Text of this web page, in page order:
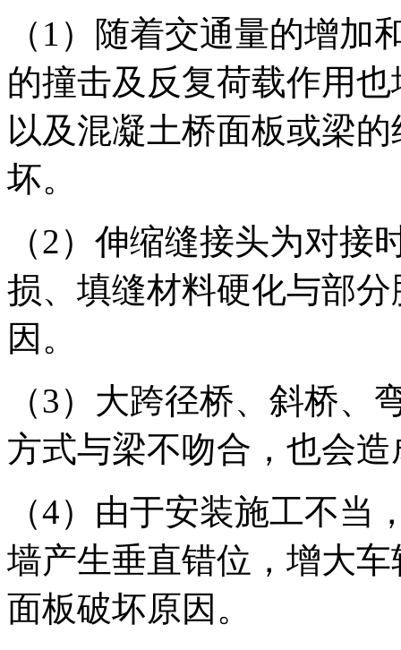
（1）随着交通量的增
的撞击及反复荷载作用
以及混凝土桥面板或梁
坏。
（2）伸缩缝接头为对
损、填缝材料硬化与部
因。
（3）大跨径桥、斜桥
方式与梁不吻合，也会
（4）由于安装施工不
墙产生垂直错位，增大
面板破坏原因。